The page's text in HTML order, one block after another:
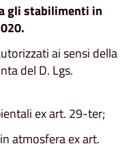
gli stabilimenti in
ai sensi della
del D. Lgs.
ex art. 29-ter;
atmosfera ex art.